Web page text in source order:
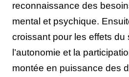
reconnaissance des
mental et psychique.
croissant pour les effets du
l’autonomie et la
montée en puissance des